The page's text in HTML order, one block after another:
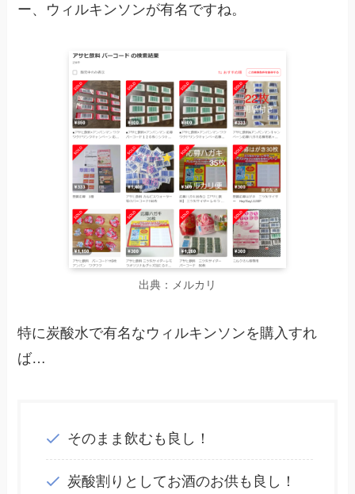
ー、ウィルキンソンが有名ですね。
出典：メルカリ
特に炭酸水で有名なウィルキンソンを購入すれ
ば…
そのまま飲むも良し！
炭酸割りとしてお酒のお供も良し！